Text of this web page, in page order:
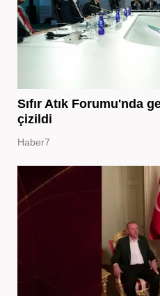
Sıfır Atık Forumu'nda
çizildi
Haber7